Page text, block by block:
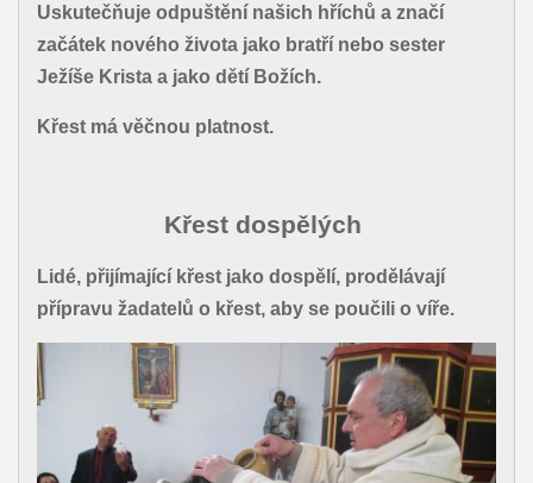
Uskutečňuje odpuštění našich hříchů a značí
začátek nového života jako bratří nebo sester
Ježíše Krista a jako dětí Božích.
Křest má věčnou platnost.
Křest dospělých
Lidé, přijímající křest jako dospělí, prodělávají
přípravu žadatelů o křest, aby se poučili o víře.